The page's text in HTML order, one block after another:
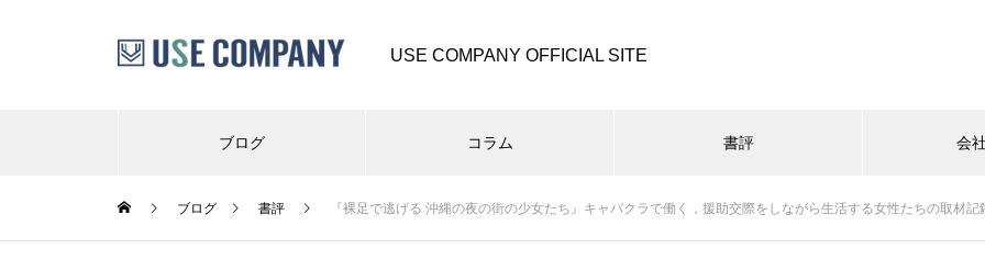
USE COMPANY OFFICIAL SITE
ブログ コラム 書評 会
ブログ 書評 『裸足で逃げる 沖縄の夜の街の少女たち』キャバクラで働く，援助交際をしながら生活する女性たちの取材記